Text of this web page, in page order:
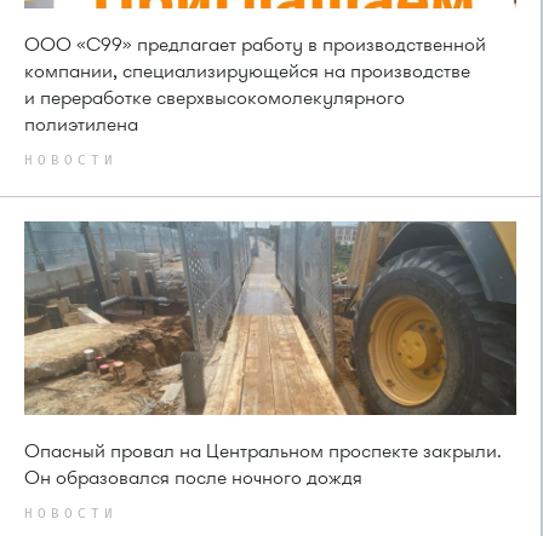
ООО «С99» предлагает работу в производственной
компании, специализирующейся на производстве
и переработке сверхвысокомолекулярного
полиэтилена
НОВОСТИ
Опасный провал на Центральном проспекте закрыли.
Он образовался после ночного дождя
НОВОСТИ